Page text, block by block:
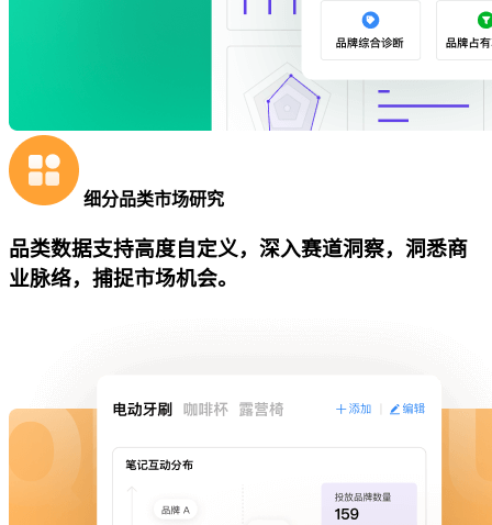
细分品类市场研究
品类数据支持高度自定义，深入赛道洞察，洞悉商
业脉络，捕捉市场机会。